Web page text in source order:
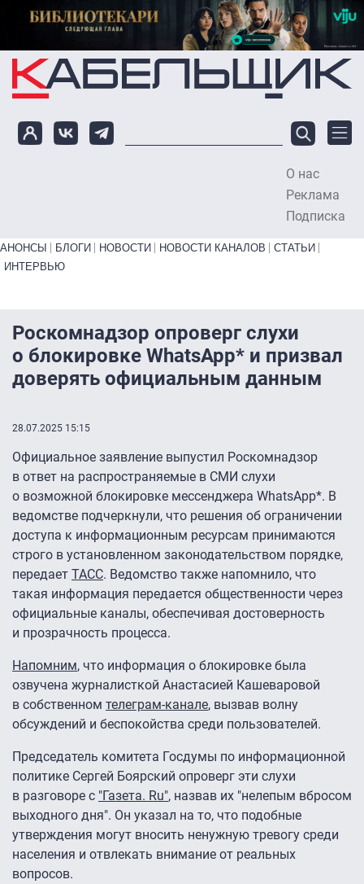
Перейти к основному содержанию
О нас
Реклама
Подписка
Primary links bottom
АНОНСЫ БЛОГИ НОВОСТИ НОВОСТИ КАНАЛОВ
СТАТЬИ
ИНТЕРВЬЮ
Роскомнадзор опроверг слухи
о блокировке WhatsApp* и призвал
доверять официальным данным
28.07.2025 15:15
Официальное заявление выпустил Роскомнадзор
в ответ на распространяемые в СМИ слухи
о возможной блокировке мессенджера WhatsApp*. В
ведомстве подчеркнули, что решения об ограничении
доступа к информационным ресурсам принимаются
строго в установленном законодательством порядке,
передает ТАСС. Ведомство также напомнило, что
такая информация передается общественности через
официальные каналы, обеспечивая достоверность
и прозрачность процесса.
Напомним, что информация о блокировке была
озвучена журналисткой Анастасией Кашеваровой
в собственном телеграм-канале, вызвав волну
обсуждений и беспокойства среди пользователей.
Председатель комитета Госдумы по информационной
политике Сергей Боярский опроверг эти слухи
в разговоре с "Газета. Ru", назвав их "нелепым вбросом
выходного дня". Он указал на то, что подобные
утверждения могут вносить ненужную тревогу среди
населения и отвлекать внимание от реальных
вопросов.